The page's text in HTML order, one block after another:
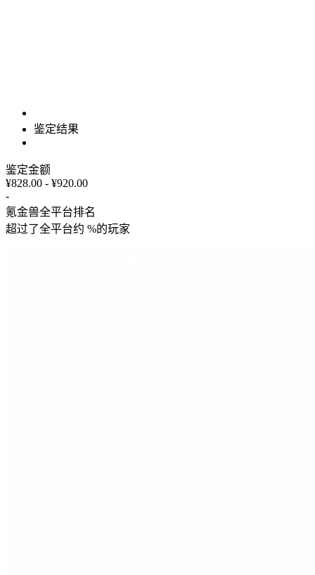
鉴定结果
鉴定金额
¥828.00 - ¥920.00
-
氪金兽全平台排名
超过了全平台约 %的玩家